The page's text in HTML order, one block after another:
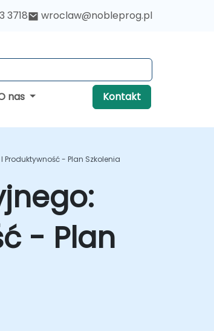
3718 wroclaw@nobleprog.pl
nas Kontakt
- Plan Szkolenia
- Plan